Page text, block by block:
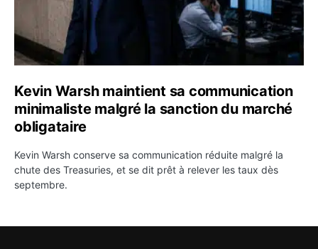
Kevin Warsh maintient sa communication
minimaliste malgré la sanction du marché
obligataire
Kevin Warsh conserve sa communication réduite malgré la
chute des Treasuries, et se dit prêt à relever les taux dès
septembre.